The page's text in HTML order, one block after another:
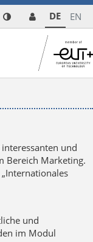
DE EN
und
Bereich Marketing.
und
im Modul